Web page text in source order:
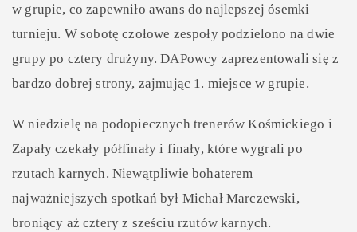
w grupie, co zapewniło awans do najlepszej ósemki
turnieju. W sobotę czołowe zespoły podzielono na dwie
grupy po cztery drużyny. DAPowcy zaprezentowali się z
bardzo dobrej strony, zajmując 1. miejsce w grupie.
W niedzielę na podopiecznych trenerów Kośmickiego i
Zapały czekały półfinały i finały, które wygrali po
rzutach karnych. Niewątpliwie bohaterem
najważniejszych spotkań był Michał Marczewski,
broniący aż cztery z sześciu rzutów karnych.